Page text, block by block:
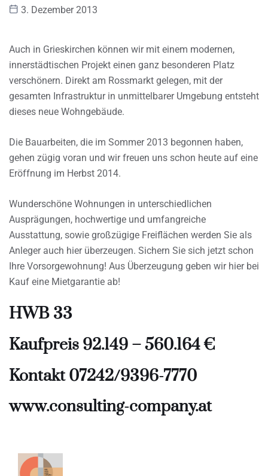
3. Dezember 2013
Auch in Grieskirchen können wir mit einem modernen,
innerstädtischen Projekt einen ganz besonderen Platz
verschönern. Direkt am Rossmarkt gelegen, mit der
gesamten Infrastruktur in unmittelbarer Umgebung entsteht
dieses neue Wohngebäude.
Die Bauarbeiten, die im Sommer 2013 begonnen haben,
gehen zügig voran und wir freuen uns schon heute auf eine
Eröffnung im Herbst 2014.
Wunderschöne Wohnungen in unterschiedlichen
Ausprägungen, hochwertige und umfangreiche
Ausstattung, sowie großzügige Freiflächen werden Sie als
Anleger auch hier überzeugen. Sichern Sie sich jetzt schon
Ihre Vorsorgewohnung! Aus Überzeugung geben wir hier bei
Kauf eine Mietgarantie ab!
HWB 33
Kaufpreis 92.149 – 560.164 €
Kontakt 07242/9396-7770
www.consulting-company.at